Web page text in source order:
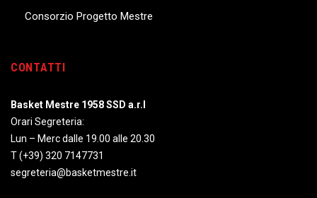
Consorzio Progetto Mestre
CONTATTI
Basket Mestre 1958 SSD a.r.l
Orari Segreteria:
Lun – Merc dalle 19.00 alle 20.30
T(+39) 320 7147731
segreteria@basketmestre.it